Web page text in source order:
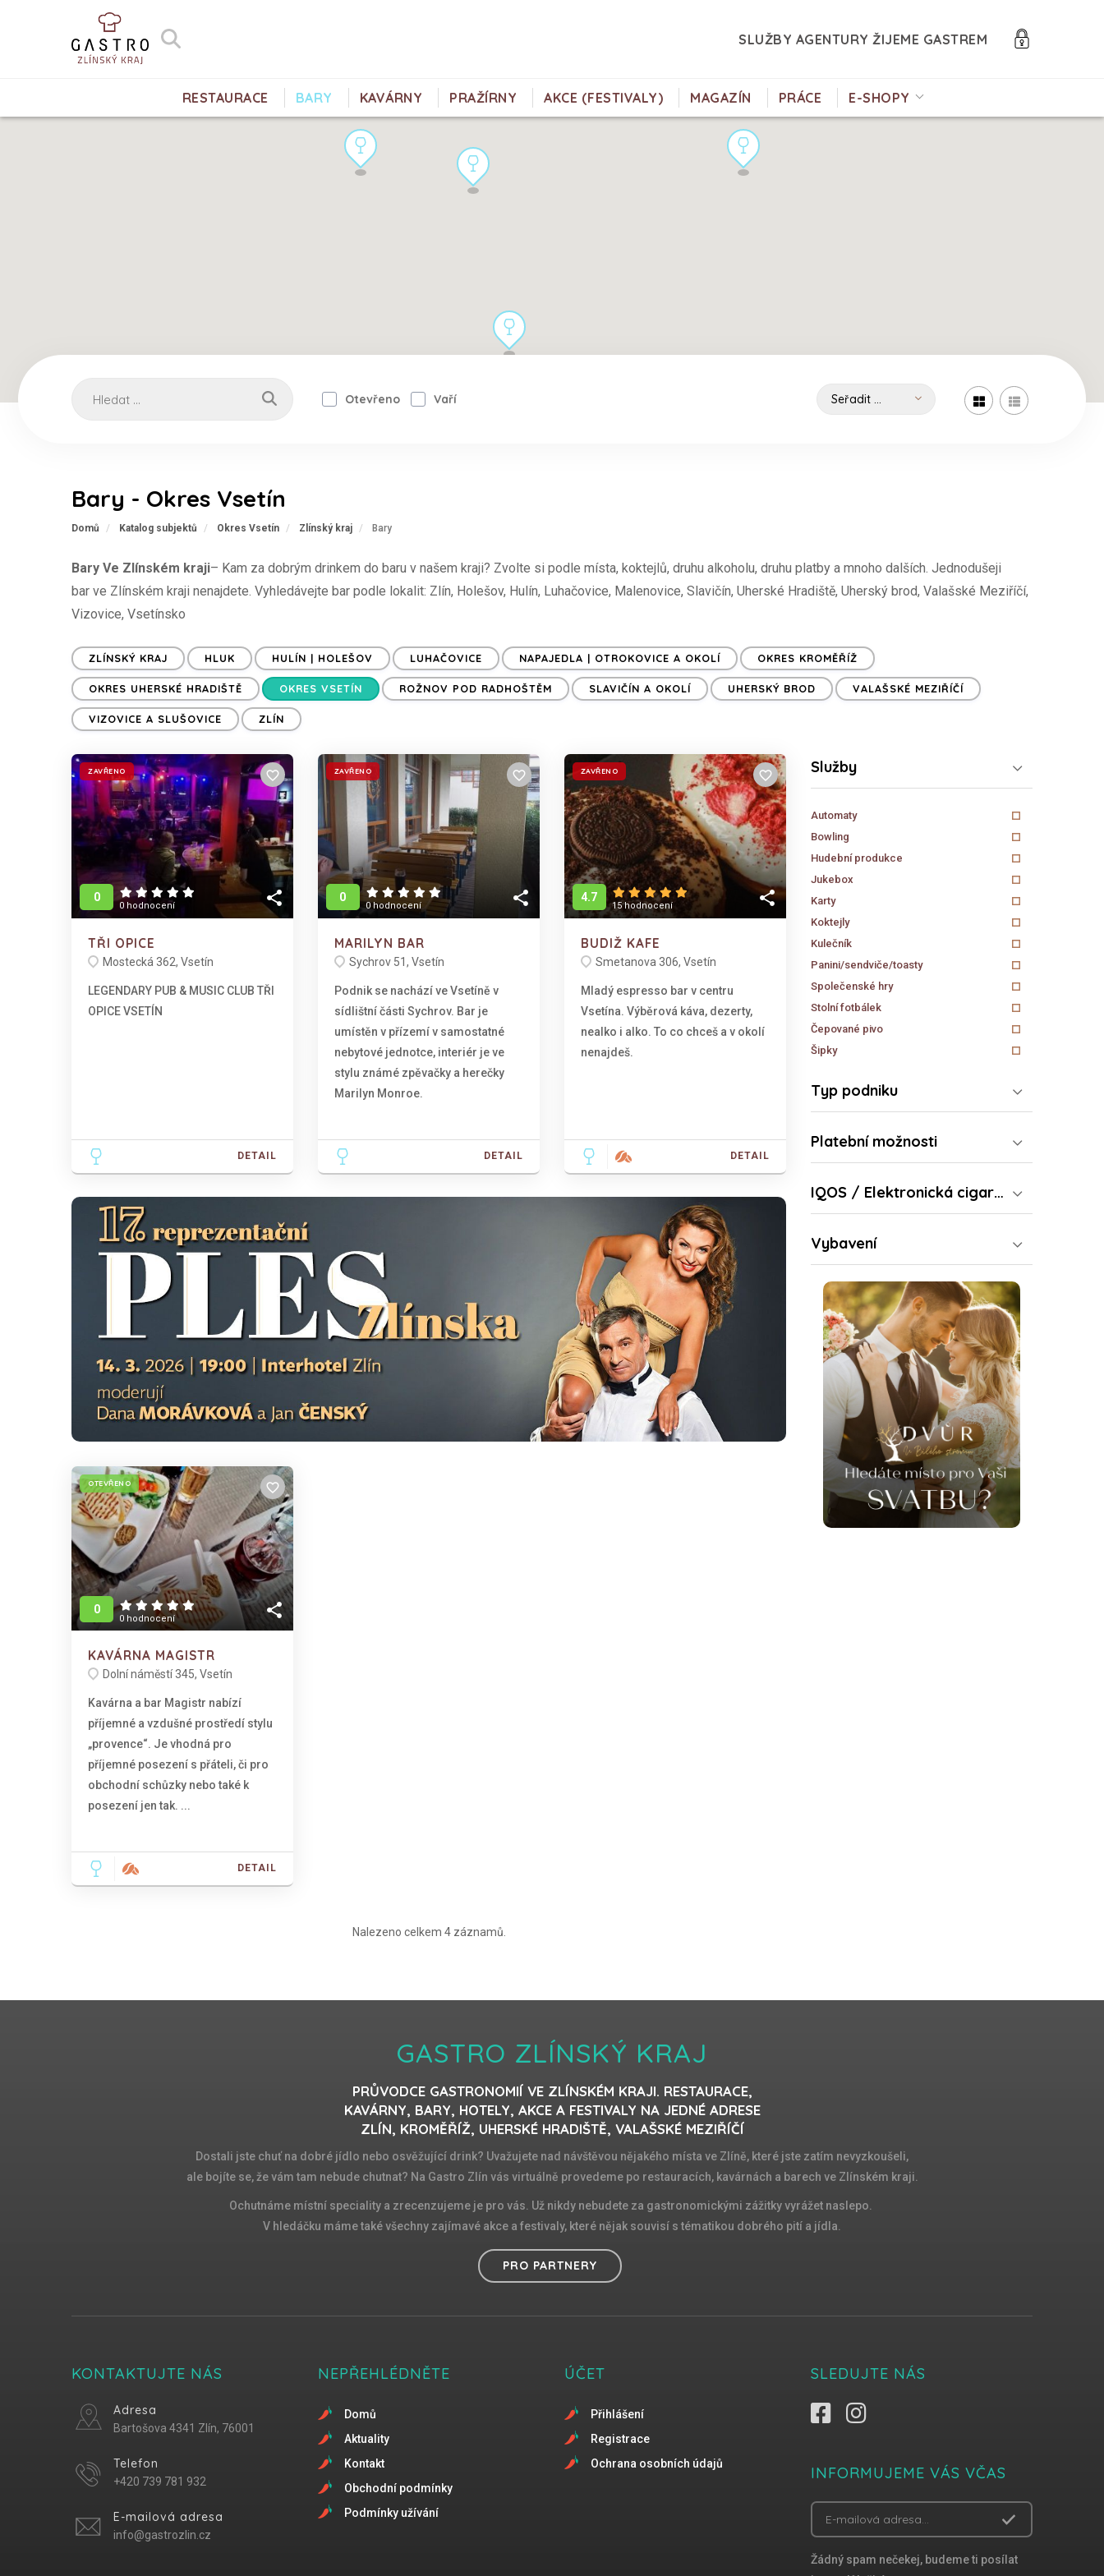
SLUŽBY AGENTURY ŽIJEME GASTREM
RESTAURACE BARY KAVÁRNY PRAŽÍRNY AKCE (FESTIVALY) MAGAZÍN PRÁCE E-SHOPY
Otevřeno Vaří
Bary - Okres Vsetín
Domů Katalog subjektů Okres Vsetín Zlínský kraj Bary
Bary Ve Zlínském kraji– Kam za dobrým drinkem do baru v našem kraji? Zvolte si podle místa, koktejlů, druhu alkoholu, druhu platby a mnoho dalších. Jednodušeji
bar ve Zlínském kraji nenajdete. Vyhledávejte bar podle lokalit: Zlín, Holešov, Hulín, Luhačovice, Malenovice, Slavičín, Uherské Hradiště, Uherský brod, Valašské Meziříčí,
Vizovice, Vsetínsko
ZLÍNSKÝ KRAJ HLUK HULÍN | HOLEŠOV LUHAČOVICE NAPAJEDLA | OTROKOVICE A OKOLÍ OKRES KROMĚŘÍŽ
OKRES UHERSKÉ HRADIŠTĚ OKRES VSETÍN ROŽNOV POD RADHOŠTĚM SLAVIČÍN A OKOLÍ UHERSKÝ BROD VALAŠSKÉ MEZIŘÍČÍ
VIZOVICE A SLUŠOVICE ZLÍN
ZAVŘENO
share
0
0 hodnocení
favorite_border
TŘI OPICE
Mostecká 362, Vsetín
LEGENDARY PUB & MUSIC CLUB TŘI
OPICE VSETÍN
DETAIL
ZAVŘENO
share
0
0 hodnocení
favorite_border
MARILYN BAR
Sychrov 51, Vsetín
Podnik se nachází ve Vsetíně v
sídlištní části Sychrov. Bar je
umístěn v přízemí v samostatné
nebytové jednotce, interiér je ve
stylu známé zpěvačky a herečky
Marilyn Monroe.
DETAIL
ZAVŘENO
share
4.7
15 hodnocení
favorite_border
BUDIŽ KAFE
Smetanova 306, Vsetín
Mladý espresso bar v centru
Vsetína. Výběrová káva, dezerty,
nealko i alko. To co chceš a v okolí
nenajdeš.
DETAIL
OTEVŘENO
share
0
0 hodnocení
favorite_border
KAVÁRNA MAGISTR
Dolní náměstí 345, Vsetín
Kavárna a bar Magistr nabízí
příjemné a vzdušné prostředí stylu
„provence“. Je vhodná pro
příjemné posezení s přáteli, či pro
obchodní schůzky nebo také k
posezení jen tak. ...
DETAIL
Nalezeno celkem 4 záznamů.
Služby
Automaty
Bowling
Hudební produkce
Jukebox
Karty
Koktejly
Kulečník
Panini/sendviče/toasty
Společenské hry
Stolní fotbálek
Čepované pivo
Šipky
Typ podniku
Platební možnosti
IQOS / Elektronická cigareta
Vybavení
GASTRO ZLÍNSKÝ KRAJ
PRŮVODCE GASTRONOMIÍ VE ZLÍNSKÉM KRAJI. RESTAURACE,
KAVÁRNY, BARY, HOTELY, AKCE A FESTIVALY NA JEDNÉ ADRESE
ZLÍN, KROMĚŘÍŽ, UHERSKÉ HRADIŠTĚ, VALAŠSKÉ MEZIŘÍČÍ
Dostali jste chuť na dobré jídlo nebo osvěžující drink? Uvažujete nad návštěvou nějakého místa ve Zlíně, které jste zatím nevyzkoušeli,
ale bojíte se, že vám tam nebude chutnat? Na Gastro Zlín vás virtuálně provedeme po restauracích, kavárnách a barech ve Zlínském kraji.
Ochutnáme místní speciality a zrecenzujeme je pro vás. Už nikdy nebudete za gastronomickými zážitky vyrážet naslepo.
V hledáčku máme také všechny zajímavé akce a festivaly, které nějak souvisí s tématikou dobrého pití a jídla.
PRO PARTNERY
KONTAKTUJTE NÁS
Adresa
Bartošova 4341 Zlín, 76001
Telefon
+420 739 781 932
E-mailová adresa
info@gastrozlin.cz
NEPŘEHLÉDNĚTE
Domů
Aktuality
Kontakt
Obchodní podmínky
Podmínky užívání
ÚČET
Přihlášení
Registrace
Ochrana osobních údajů
SLEDUJTE NÁS
INFORMUJEME VÁS VČAS
Žádný spam nečekej, budeme ti posílat